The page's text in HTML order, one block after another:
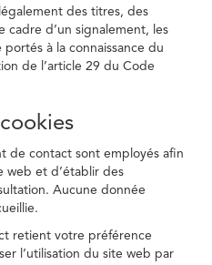
des titres, des
cadre d’un signalement, les
à la connaissance du
de l’article 29 du Code
de contact sont employés afin
web et d’établir des
Aucune donnée
retient votre préférence
l’utilisation du site web par